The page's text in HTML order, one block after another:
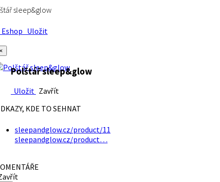
sleep&glow
Uložit
Polštář sleep&glow
Uložit Zavřít
KDE TO SEHNAT
sleepandglow.cz/product/11
sleepandglow.cz/product…